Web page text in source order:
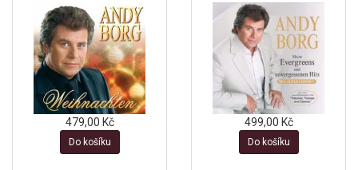
479,00 Kč
Do košíku
499,00 Kč
Do košíku